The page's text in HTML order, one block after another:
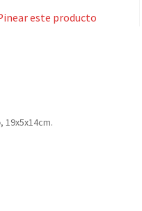
este producto
, 19x5x14cm.